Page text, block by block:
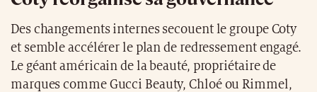
Des changements internes secouent le groupe Coty
et semble accélérer le plan de redressement engagé.
Le géant américain de la beauté, propriétaire de
marques comme Gucci Beauty, Chloé ou Rimmel,